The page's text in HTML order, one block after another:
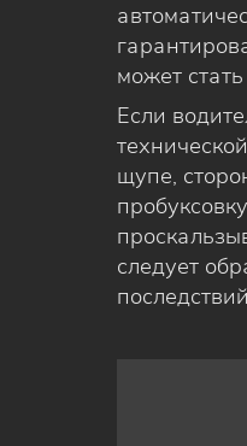
может
Если
щупе,
следует